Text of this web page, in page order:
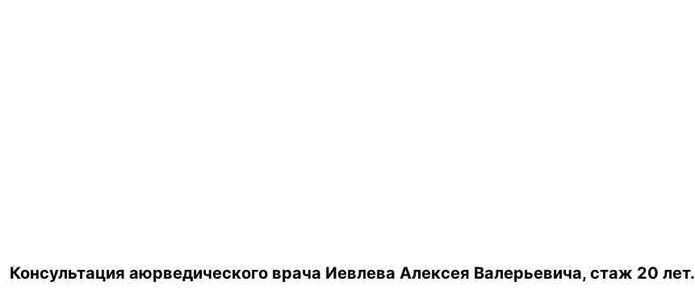
Консультация аюрведического врача Иевлева Алексея Валерьевича, стаж 20 лет.